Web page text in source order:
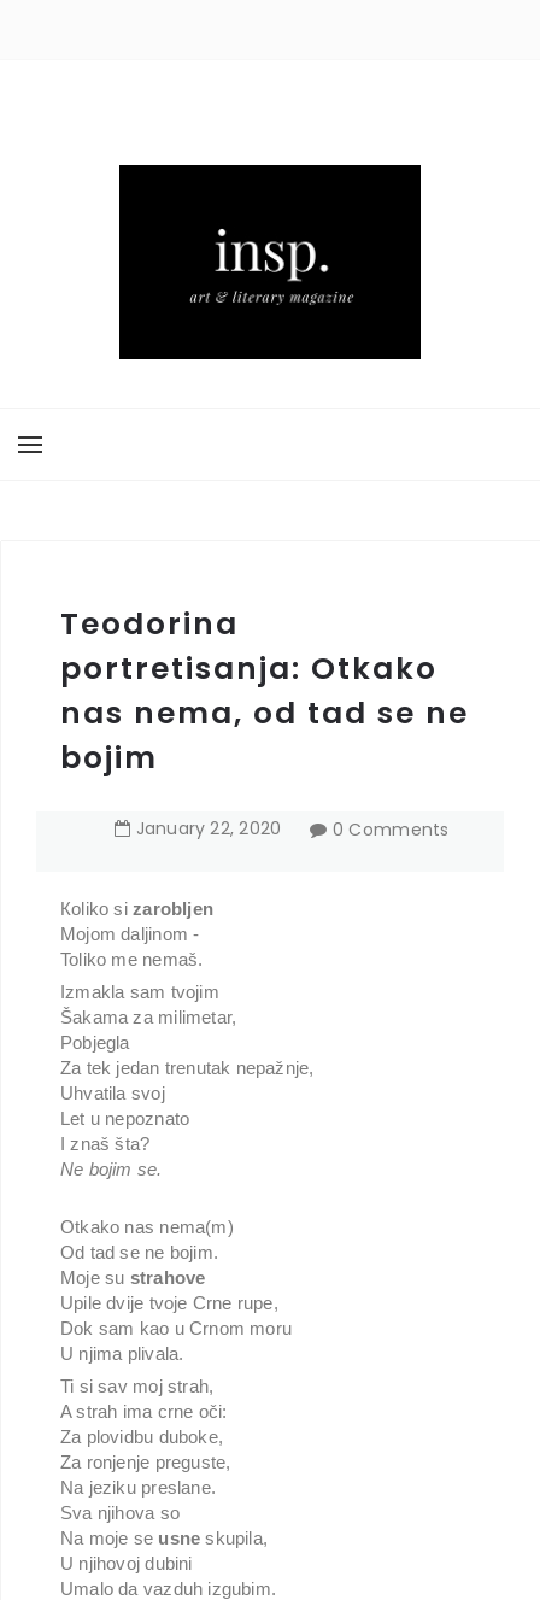
Teodorina
portretisanja: Otkako
nas nema, od tad se ne
bojim
January 22,2020 0 Comments
Кoliko sizarobljen
Mojom daljinom -
Toliko me nemaš.
Izmakla sam tvojim
Šakama za milimetar,
Pobjegla
Za tek jedan trenutak nepažnje,
Uhvatila svoj
Let u nepoznato
I znaš šta?
Ne bojim se.
Otkako nas nema(m)
Od tad se ne bojim.
Moje su strahove
Upile dvije tvoje Crne rupe,
Dok sam kao u Crnom moru
U njima plivala.
Ti si sav moj strah,
A strah ima crne oči:
Za plovidbu duboke,
Za ronjenje preguste,
Na jeziku preslane.
Sva njihova so
Na moje se usne skupila,
U njihovoj dubini
Umalo da vazduh izgubim.